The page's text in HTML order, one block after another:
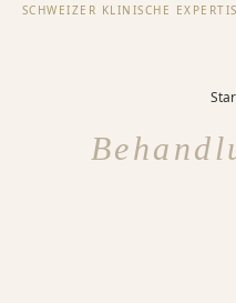
SCHWEIZER KLINISCHE